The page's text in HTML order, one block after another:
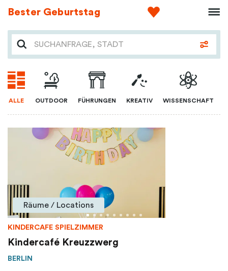
Bester Geburtstag
ALLE OUTDOOR FÜHRUNGEN KREATIV WISSENSCHAFT
Räume / Locations
KINDERCAFE SPIELZIMMER
Kindercafé Kreuzzwerg
BERLIN